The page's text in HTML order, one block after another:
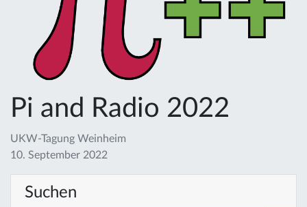
Pi and Radio 2022
UKW-Tagung Weinheim
10. September 2022
Suchen